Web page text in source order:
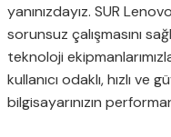
yanınızdayız. SUR
sorunsuz çalışmasını
teknoloji
kullanıcı odaklı, hızlı
bilgisayarınızın